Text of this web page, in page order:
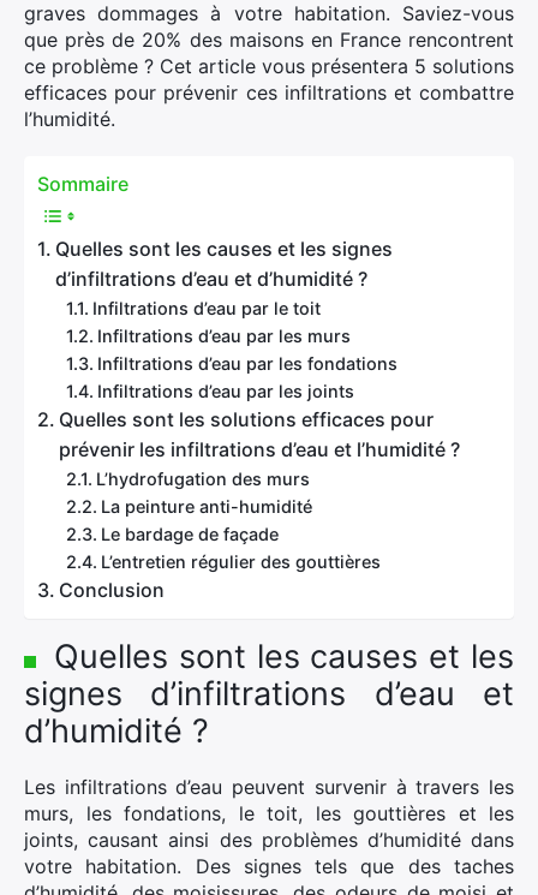
graves dommages à votre habitation. Saviez-vous
que près de 20% des maisons en France rencontrent
ce problème ? Cet article vous présentera 5 solutions
efficaces pour prévenir ces infiltrations et combattre
l’humidité.
Sommaire
Quelles sont les causes et les signes
d’infiltrations d’eau et d’humidité ?
Infiltrations d’eau par le toit
Infiltrations d’eau par les murs
Infiltrations d’eau par les fondations
Infiltrations d’eau par les joints
Quelles sont les solutions efficaces pour
prévenir les infiltrations d’eau et l’humidité ?
L’hydrofugation des murs
La peinture anti-humidité
Le bardage de façade
L’entretien régulier des gouttières
Conclusion
Quelles sont les causes et les
signes d’infiltrations d’eau et
d’humidité ?
Les infiltrations d’eau peuvent survenir à travers les
murs, les fondations, le toit, les gouttières et les
joints, causant ainsi des problèmes d’humidité dans
votre habitation. Des signes tels que des taches